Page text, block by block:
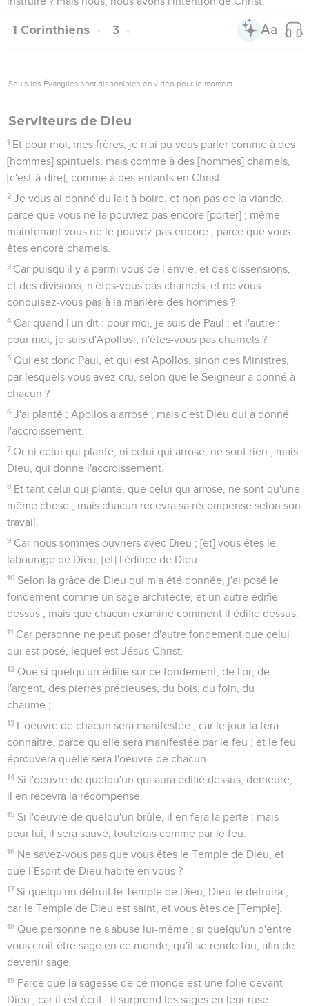
1 Corinthiens 3
Seuls les Évangiles sont disponibles en vidéo pour le moment.
Serviteurs de Dieu
1 Et pour moi, mes frères, je n'ai pu vous parler comme à des
[hommes] spirituels, mais comme à des [hommes] charnels,
[c'est-à-dire], comme à des enfants en Christ.
2 Je vous ai donné du lait à boire, et non pas de la viande,
parce que vous ne la pouviez pas encore [porter] ; même
maintenant vous ne le pouvez pas encore ; parce que vous
êtes encore charnels.
3 Car puisqu'il y a parmi vous de l'envie, et des dissensions,
et des divisions, n'êtes-vous pas charnels, et ne vous
conduisez-vous pas à la manière des hommes ?
4 Car quand l'un dit : pour moi, je suis de Paul ; et l'autre :
pour moi, je suis d'Apollos ; n'êtes-vous pas charnels ?
5 Qui est donc Paul, et qui est Apollos, sinon des Ministres,
par lesquels vous avez cru, selon que le Seigneur a donné à
chacun ?
6 J'ai planté ; Apollos a arrosé ; mais c'est Dieu qui a donné
l'accroissement.
7 Or ni celui qui plante, ni celui qui arrose, ne sont rien ; mais
Dieu, qui donne l'accroissement.
8 Et tant celui qui plante, que celui qui arrose, ne sont qu'une
même chose ; mais chacun recevra sa récompense selon son
travail.
9 Car nous sommes ouvriers avec Dieu ; [et] vous êtes le
labourage de Dieu, [et] l'édifice de Dieu.
10 Selon la grâce de Dieu qui m'a été donnée, j'ai posé le
fondement comme un sage architecte, et un autre édifie
dessus ; mais que chacun examine comment il édifie dessus.
11 Car personne ne peut poser d'autre fondement que celui
qui est posé, lequel est Jésus-Christ.
12 Que si quelqu'un édifie sur ce fondement, de l'or, de
l'argent, des pierres précieuses, du bois, du foin, du
chaume ;
13 L'oeuvre de chacun sera manifestée ; car le jour la fera
connaître, parce qu'elle sera manifestée par le feu ; et le feu
éprouvera quelle sera l'oeuvre de chacun.
14 Si l'oeuvre de quelqu'un qui aura édifié dessus, demeure,
il en recevra la récompense.
15 Si l'oeuvre de quelqu'un brûle, il en fera la perte ; mais
pour lui, il sera sauvé, toutefois comme par le feu.
16 Ne savez-vous pas que vous êtes le Temple de Dieu, et
que l’Esprit de Dieu habite en vous ?
17 Si quelqu'un détruit le Temple de Dieu, Dieu le détruira ;
car le Temple de Dieu est saint, et vous êtes ce [Temple].
18 Que personne ne s'abuse lui-même ; si quelqu'un d'entre
vous croit être sage en ce monde, qu'il se rende fou, afin de
devenir sage.
19 Parce que la sagesse de ce monde est une folie devant
Dieu ; car il est écrit : il surprend les sages en leur ruse.